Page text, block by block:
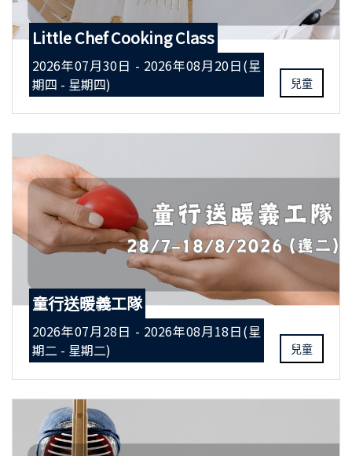
Little Chef Cooking Class
2026年07月30日 - 2026年08月20日(星
期四 - 星期四)
兒童
童行送暖義工隊
2026年07月28日 - 2026年08月18日(星
期二 - 星期二)
兒童